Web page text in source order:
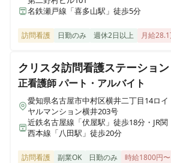
訪問看護ステーションデューン甲府
山梨県甲府市丸の内二丁目28-9 寺田ビル2階
訪問看護ステーションデューン稲毛
千葉県千葉市稲毛区小仲台二丁目6-9 マルサンビ
訪問看護ステーション デューン中津
大分県中津市豊田町6-20 AXIS ONE 2F A号
名鉄瀬戸線「喜多山駅」徒歩5分
訪問看護 日勤のみ 週休2日以上 月給
クリスタ訪問看護ステーション
正看護師パート・アルバイト
愛知県名古屋市中村区横井二丁目14ロイ
ヤルマンション横井203号
近鉄名古屋線「伏屋駅」徒歩18分・JR関
西本線「八田駅」徒歩20分
訪問看護 副業OK 日勤のみ 時給1800円〜